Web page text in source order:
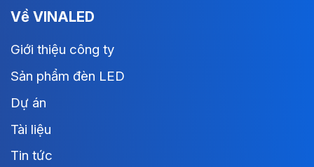
Về VINALED
Giới thiệu công ty
Sản phẩm đèn LED
Dự án
Tài liệu
Tin tức